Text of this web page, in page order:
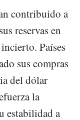
contribuido a
reservas en
Países
sus compras
del dólar
la
estabilidad a